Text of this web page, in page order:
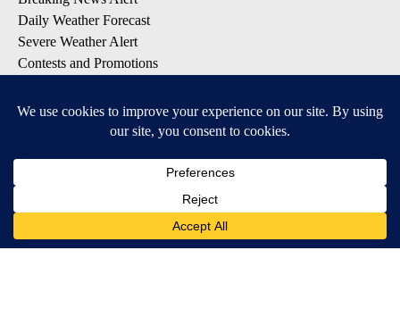
Daily Weather Forecast
Severe Weather Alert
Contests and Promotions